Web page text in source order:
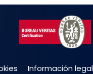
Información legal